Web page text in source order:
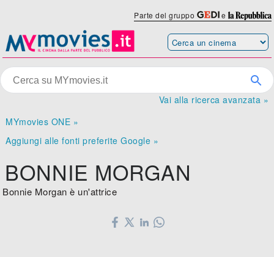
Parte del gruppo e
Vai alla ricerca avanzata »
MYmovies ONE »
Aggiungi alle fonti preferite Google »
BONNIE MORGAN
Bonnie Morgan è un'attrice